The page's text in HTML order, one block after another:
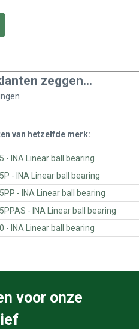
zeggen...
van hetzelfde merk:
INA-FAG - KBO25 - INA Linear ball bearing
INA-FAG - KBO25P - INA Linear ball bearing
INA-FAG - KBO25PP - INA Linear ball bearing
INA-FAG - KBO25PPAS - INA Linear ball bearing
INA-FAG - KBO30 - INA Linear ball bearing
voor onze